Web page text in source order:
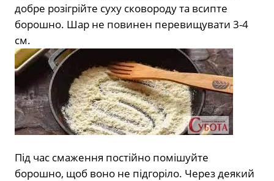
добре розігрійте суху сковороду та всипте
борошно. Шар не повинен перевищувати 3-4
см.
Під час смаження постійно помішуйте
борошно, щоб воно не підгоріло. Через деякий